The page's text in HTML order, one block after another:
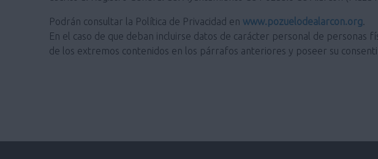
Podrán consultar la Política de Privacidad en www.pozuelodealarcon.org.
En el caso de que deban incluirse datos de carácter personal de
de los extremos contenidos en los párrafos anteriores y poseer su